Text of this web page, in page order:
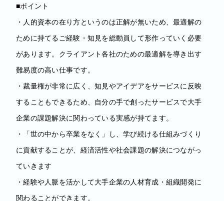
■ポイント
・人的資本の在り方というのは正解が無いため、最適解の
ために持てるご経験・知見を総動員して形作っていく必要
があります。クライアント各社のための最適解を導き出す
難易度の高い仕事です。
・裁量権が非常に広く、知見やアイデアをサービスに反映
することもできるため、自分の手で創ったサービスで大手
企業の課題解決に関わっている実感が持てます。
・「世の中から卒業をなく」し、学び続ける仕組みづくり
に貢献することが、経済活性や社会課題の解決につながっ
ていきます
・経験や人脈を活かして大手企業の人材育成・組織開発に
関わることができます。